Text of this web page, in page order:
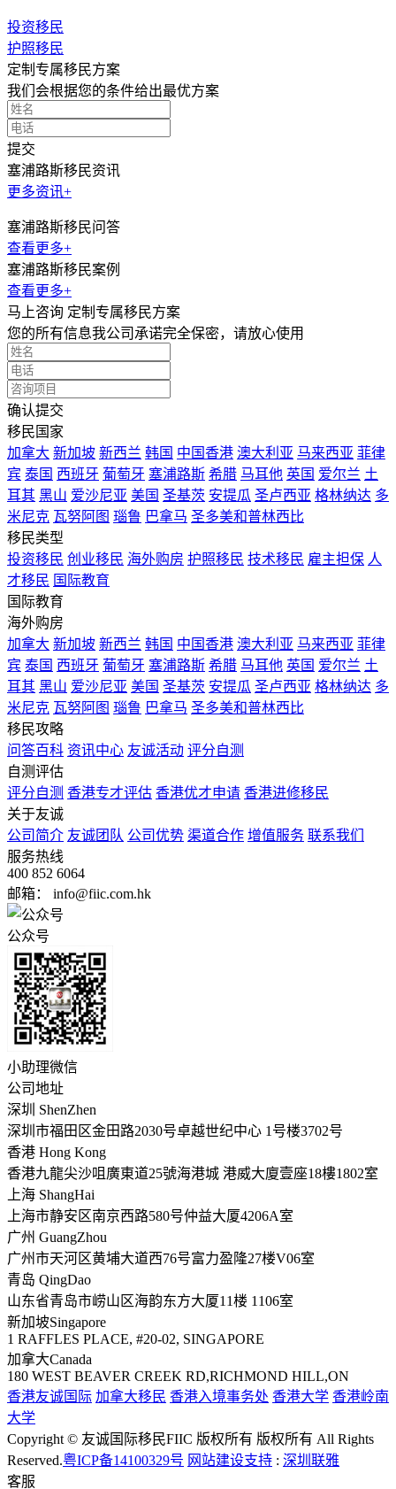
投资移民
护照移民
定制专属移民方案
我们会根据您的条件给出最优方案
提交
塞浦路斯移民资讯
更多资讯+
塞浦路斯移民问答
查看更多+
塞浦路斯移民案例
查看更多+
马上咨询 定制专属移民方案
您的所有信息我公司承诺完全保密，请放心使用
确认提交
移民国家
加拿大 新加坡 新西兰 韩国 中国香港 澳大利亚 马来西亚 菲律
宾 泰国 西班牙 葡萄牙 塞浦路斯 希腊 马耳他 英国 爱尔兰 土
耳其 黑山 爱沙尼亚 美国 圣基茨 安提瓜 圣卢西亚 格林纳达 多
米尼克 瓦努阿图 瑙鲁 巴拿马 圣多美和普林西比
移民类型
投资移民 创业移民 海外购房 护照移民 技术移民 雇主担保 人
才移民 国际教育
国际教育
海外购房
加拿大 新加坡 新西兰 韩国 中国香港 澳大利亚 马来西亚 菲律
宾 泰国 西班牙 葡萄牙 塞浦路斯 希腊 马耳他 英国 爱尔兰 土
耳其 黑山 爱沙尼亚 美国 圣基茨 安提瓜 圣卢西亚 格林纳达 多
米尼克 瓦努阿图 瑙鲁 巴拿马 圣多美和普林西比
移民攻略
问答百科 资讯中心 友诚活动 评分自测
自测评估
评分自测 香港专才评估 香港优才申请 香港进修移民
关于友诚
公司简介 友诚团队 公司优势 渠道合作 增值服务 联系我们
服务热线
400 852 6064
邮箱： info@fiic.com.hk
公众号
小助理微信
公司地址
深圳 ShenZhen
深圳市福田区金田路2030号卓越世纪中心 1号楼3702号
香港 Hong Kong
香港九龍尖沙咀廣東道25號海港城 港威大廈壹座18樓1802室
上海 ShangHai
上海市静安区南京西路580号仲益大厦4206A室
广州 GuangZhou
广州市天河区黄埔大道西76号富力盈隆27楼V06室
青岛 QingDao
山东省青岛市崂山区海韵东方大厦11楼 1106室
新加坡Singapore
1 RAFFLES PLACE, #20-02, SINGAPORE
加拿大Canada
180 WEST BEAVER CREEK RD,RICHMOND HILL,ON
香港友诚国际 加拿大移民 香港入境事务处 香港大学 香港岭南
大学
Copyright © 友诚国际移民FIIC 版权所有 版权所有 All Rights
Reserved.粤ICP备14100329号 网站建设支持 : 深圳联雅
客服